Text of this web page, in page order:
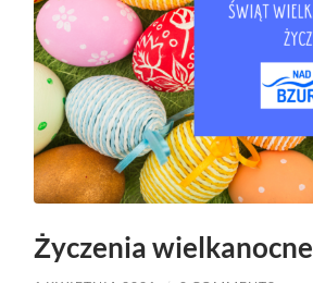
Życzenia wielkanocne